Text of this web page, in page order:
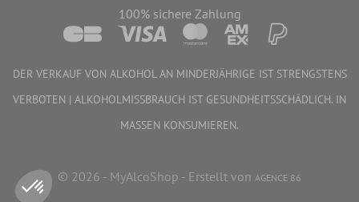
IN DEN WARENKORB
100% sichere Zahlung
DER VERKAUF VON ALKOHOL AN MINDERJÄHRIGE IST STRENGSTENS
VERBOTEN | ALKOHOLMISSBRAUCH IST GESUNDHEITSSCHÄDLICH. IN
MASSEN KONSUMIEREN.
© 2026 - MyAlcoShop - Erstellt von AGENCE 86